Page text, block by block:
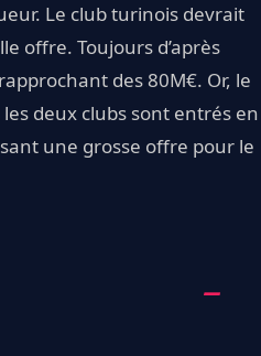
Le club turinois devrait
offre. Toujours d’après
des 80M€. Or, le
deux clubs sont entrés en
une grosse offre pour le